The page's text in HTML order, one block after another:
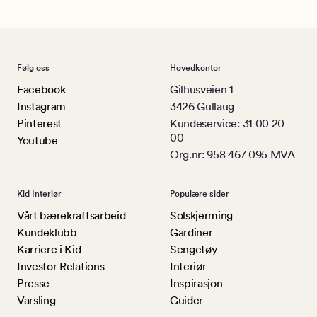
Følg oss
Facebook
Instagram
Pinterest
Youtube
Hovedkontor
Gilhusveien 1
3426 Gullaug
Kundeservice: 31 00 20
00
Org.nr: 958 467 095 MVA
Kid Interiør
Vårt bærekraftsarbeid
Kundeklubb
Karriere i Kid
Investor Relations
Presse
Varsling
Populære sider
Solskjerming
Gardiner
Sengetøy
Interiør
Inspirasjon
Guider